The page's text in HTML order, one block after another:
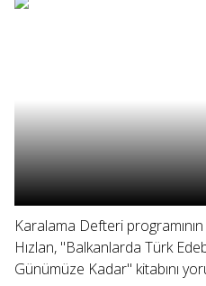
Karalama Defteri
Hızlan, "Balkanlarda Türk
Günümüze Kadar" kitabını